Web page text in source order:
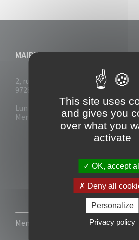
MAIRIE DU VAUCLIN
2, rue Collignon
97280 Le Vauclin
Lun - Mar : 7h30- 13h & 14h-17h
Mer-Jeu-Vend : 7h30 - 13h30
Mentions légales Politique de
This site uses
and gives you
over what you
activate
OK, accept all
Deny all
Personalize
Privacy policy